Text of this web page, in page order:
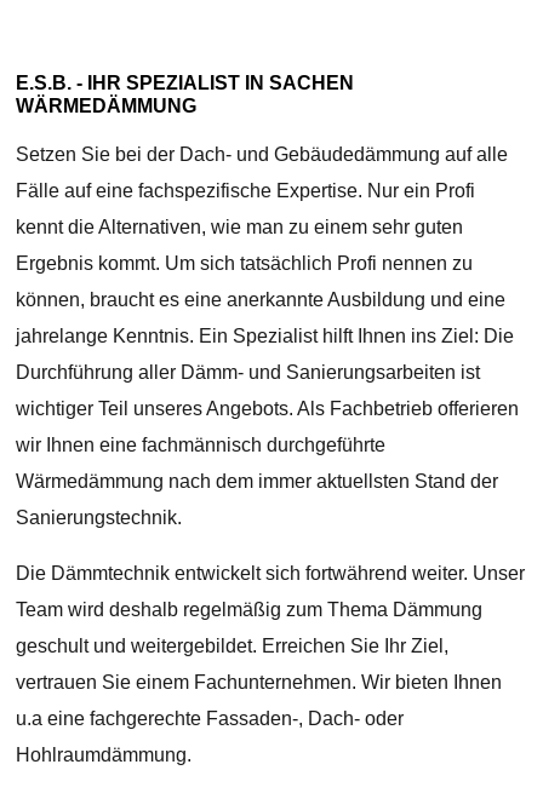
E.S.B. - IHR SPEZIALIST IN SACHEN
WÄRMEDÄMMUNG
Setzen Sie bei der Dach- und Gebäudedämmung auf alle
Fälle auf eine fachspezifische Expertise. Nur ein Profi
kennt die Alternativen, wie man zu einem sehr guten
Ergebnis kommt. Um sich tatsächlich Profi nennen zu
können, braucht es eine anerkannte Ausbildung und eine
jahrelange Kenntnis. Ein Spezialist hilft Ihnen ins Ziel: Die
Durchführung aller Dämm- und Sanierungsarbeiten ist
wichtiger Teil unseres Angebots. Als Fachbetrieb offerieren
wir Ihnen eine fachmännisch durchgeführte
Wärmedämmung nach dem immer aktuellsten Stand der
Sanierungstechnik.
Die Dämmtechnik entwickelt sich fortwährend weiter. Unser
Team wird deshalb regelmäßig zum Thema Dämmung
geschult und weitergebildet. Erreichen Sie Ihr Ziel,
vertrauen Sie einem Fachunternehmen. Wir bieten Ihnen
u.a eine fachgerechte Fassaden-, Dach- oder
Hohlraumdämmung.